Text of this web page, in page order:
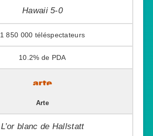
Hawaii 5-0
1 850 000
10.2%
Arte
L’or blanc de Hallstatt